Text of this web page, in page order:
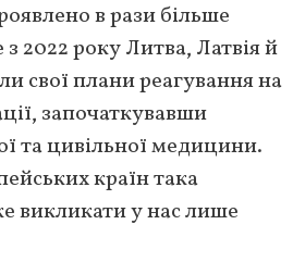
в рази більше
2022 року Литва, Латвія й
свої плани реагування на
започаткувавши
та цивільної медицини.
країн така
викликати у нас лише